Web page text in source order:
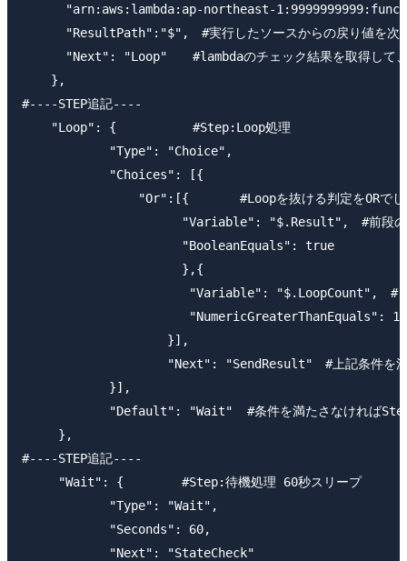
"arn:aws:lambda:ap-northeast-
"ResultPath":"$",　#実行したソースからの戻り値を次
"Next": "Loop"　　#lambdaのチェック結果を取得して
    },
#----STEP追記----
    "Loop": {　　　　　　#Step:Loop処理
            "Type": "Choice",
            "Choices": [{
"Or":[{　　　　#Loopを抜ける判定をORでし
"Variable": "$.Result",　#前段の
                      "BooleanEquals": true
                      },{
"Variable": "$.LoopCount",　#ま
                       "NumericGreaterThanEquals": 10
                    }],
"Next": "SendResult"　#上記条件を満
            }],
"Default": "Wait"  #条件を満たさなければ
     },
#----STEP追記----
     "Wait": {        #Step:待機処理 60秒スリープ
            "Type": "Wait",
            "Seconds": 60,
            "Next": "StateCheck"